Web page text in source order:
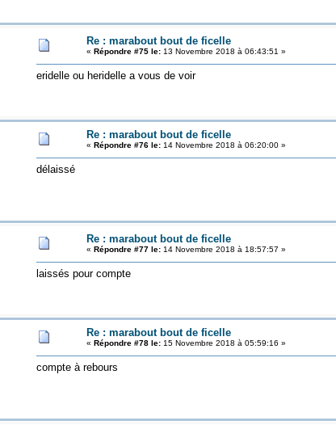
Re : marabout bout de ficelle
« Répondre #75 le:13 Novembre 2018 à 06:43:51 »
eridelle ou heridelle a vous de voir
Re : marabout bout de ficelle
« Répondre #76 le:14 Novembre 2018 à 06:20:00 »
délaissé
Re : marabout bout de ficelle
« Répondre #77 le:14 Novembre 2018 à 18:57:57 »
laissés pour compte
Re : marabout bout de ficelle
« Répondre #78 le:15 Novembre 2018 à 05:59:16 »
compte à rebours